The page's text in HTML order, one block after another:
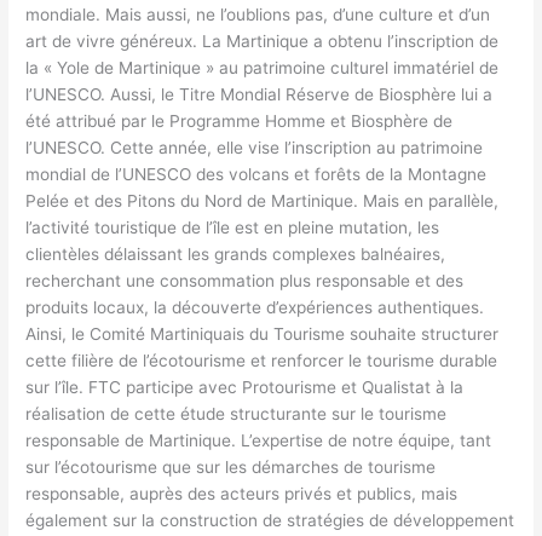
mondiale. Mais aussi, ne l’oublions pas, d’une culture et d’un
art de vivre généreux. La Martinique a obtenu l’inscription de
la « Yole de Martinique » au patrimoine culturel immatériel de
l’UNESCO. Aussi, le Titre Mondial Réserve de Biosphère lui a
été attribué par le Programme Homme et Biosphère de
l’UNESCO. Cette année, elle vise l’inscription au patrimoine
mondial de l’UNESCO des volcans et forêts de la Montagne
Pelée et des Pitons du Nord de Martinique. Mais en parallèle,
l’activité touristique de l’île est en pleine mutation, les
clientèles délaissant les grands complexes balnéaires,
recherchant une consommation plus responsable et des
produits locaux, la découverte d’expériences authentiques.
Ainsi, le Comité Martiniquais du Tourisme souhaite structurer
cette filière de l’écotourisme et renforcer le tourisme durable
sur l’île. FTC participe avec Protourisme et Qualistat à la
réalisation de cette étude structurante sur le tourisme
responsable de Martinique. L’expertise de notre équipe, tant
sur l’écotourisme que sur les démarches de tourisme
responsable, auprès des acteurs privés et publics, mais
également sur la construction de stratégies de développement